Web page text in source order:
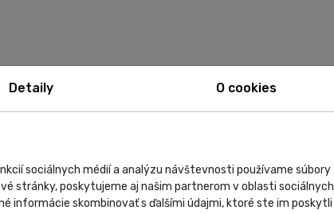
Detaily O cookies
sociálnych médií a analýzu návštevnosti používame súbory
stránky, poskytujeme aj našim partnerom v oblasti sociálnych
informácie skombinovať s ďalšími údajmi, ktoré ste im poskytli